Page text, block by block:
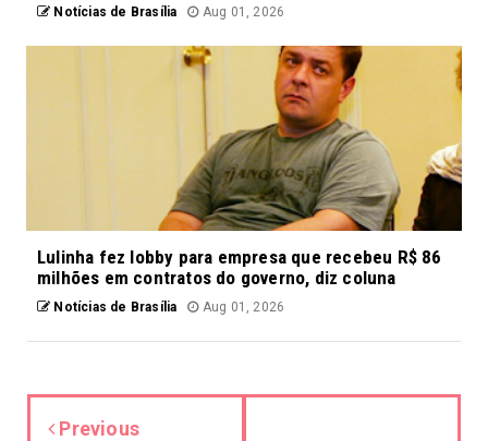
Notícias de Brasília Aug 01, 2026
Lulinha fez lobby para empresa que recebeu R$ 86
milhões em contratos do governo, diz coluna
Notícias de Brasília Aug 01, 2026
Previous